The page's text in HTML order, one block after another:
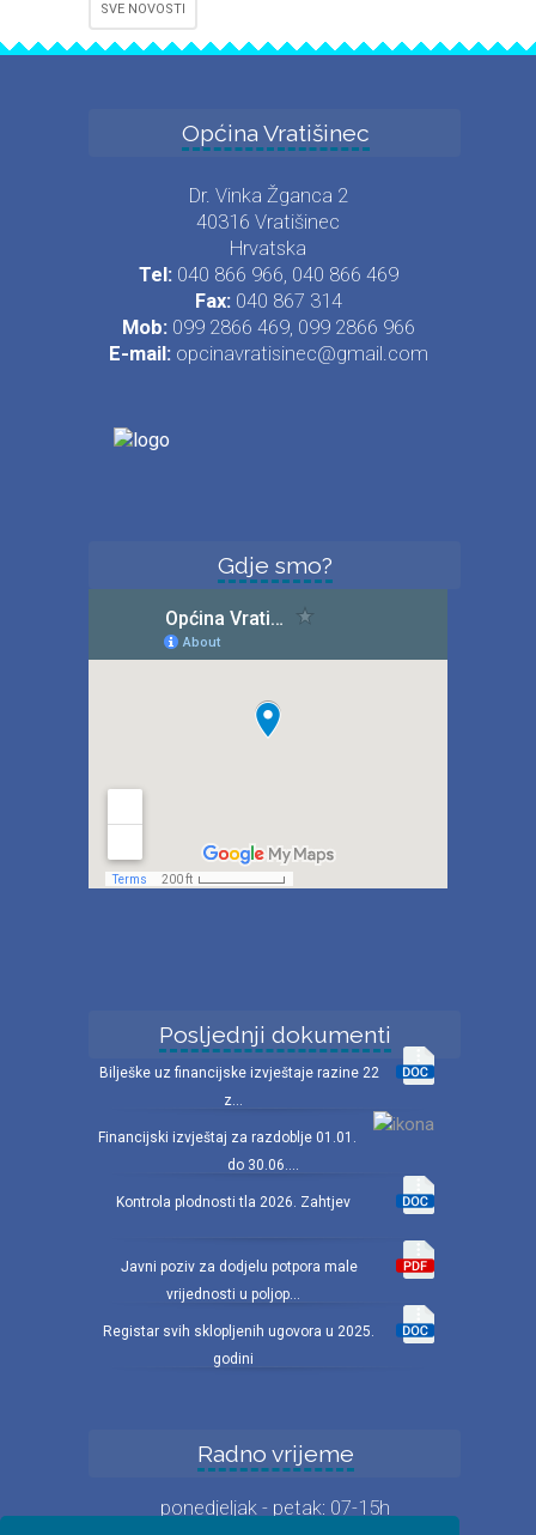
SVE NOVOSTI
Općina Vratišinec
Dr. Vinka Žganca 2
40316 Vratišinec
Hrvatska
Tel: 040 866 966, 040 866 469
Fax: 040 867 314
Mob: 099 2866 469, 099 2866 966
E-mail: opcinavratisinec@gmail.com
Gdje smo?
Posljednji dokumenti
Bilješke uz financijske izvještaje razine 22
z...
Financijski izvještaj za razdoblje 01.01.
do 30.06....
Kontrola plodnosti tla 2026. Zahtjev
Javni poziv za dodjelu potpora male
vrijednosti u poljop...
Registar svih sklopljenih ugovora u 2025.
godini
Radno vrijeme
ponedjeljak - petak: 07-15h